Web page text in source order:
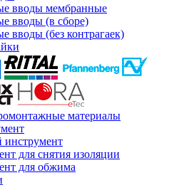
вводы мембранные
вводы (в сборе)
вводы (без контрагаек)
материалы
для снятия изоляции
для обжима